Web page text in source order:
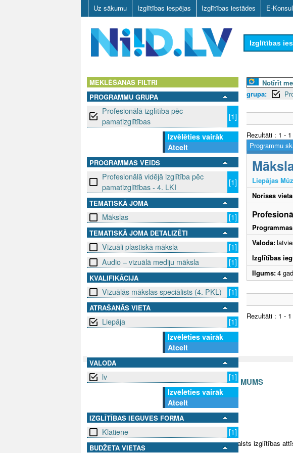
Uz sākumu Izglītības iespējas Izglītības iestādes E-
D
L
Izglītības
MEKLĒŠANAS FILTRI
PROGRAMMU GRUPA
Profesionālā izglītība pēc
pamatizglītības
[1]
Izvēlēties vairāk
Atcelt
PROGRAMMAS VEIDS
Profesionālā vidējā izglītība pēc
pamatizglītības - 4. LKI
[1]
TEMATISKĀ JOMA
Mākslas [1]
TEMATISKĀ JOMA DETALIZĒTI
Vizuāli plastiskā māksla
[1]
Audio – vizuālā mediju māksla
[1]
KVALIFIKĀCIJA
Vizuālās mākslas speciālists (4. PKL) [1]
ATRAŠANĀS VIETA
Liepāja
[1]
Izvēlēties vairāk
Atcelt
VALODA
lv
[1]
Izvēlēties vairāk
Atcelt
IZGLĪTĪBAS IEGUVES FORMA
Klātiene [1]
BUDŽETA VIETAS
Notīrīt
grupa:
Rezultāti : 1 - 1
Programmu
Liepājas
Norises
Valoda:
Izglītības
Ilgums:4
Rezultāti : 1 - 1
SEKO MUMS SAZINIES AR MUMS
© 2025 Valsts izglītības